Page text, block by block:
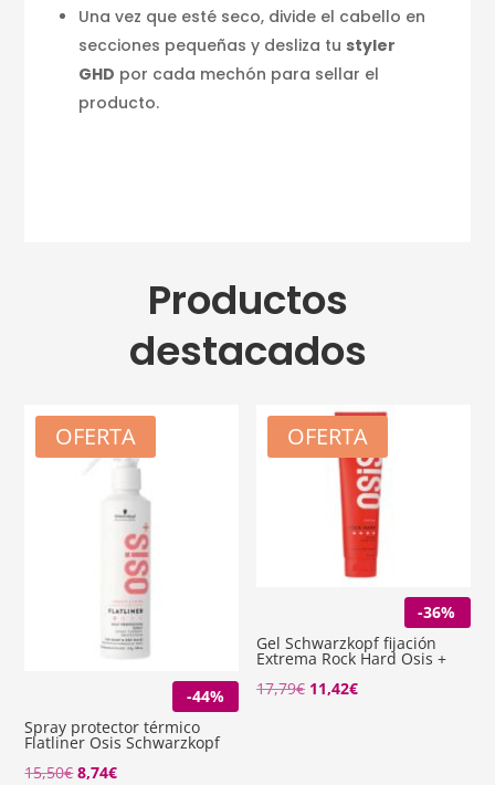
Una vez que esté seco, divide el cabello en
secciones pequeñas y desliza tu styler
GHD por cada mechón para sellar el
producto.
Productos
destacados
OFERTA
-44%
Spray protector térmico
Flatliner Osis Schwarzkopf
15,50€El
8,74€El
OFERTA
-36%
Gel Schwarzkopf fijación
Extrema Rock Hard Osis +
17,79€ El
11,42€El